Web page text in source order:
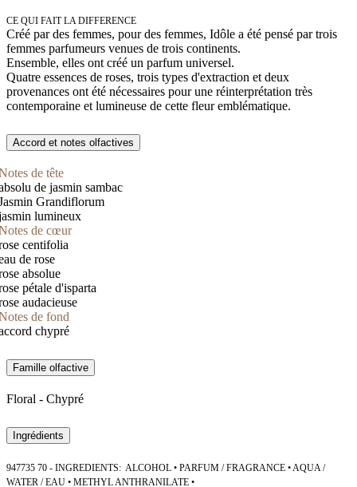
CE QUI FAIT LA DIFFERENCE
Créé par des femmes, pour des femmes, Idôle a été pensé par trois
femmes parfumeurs venues de trois continents.
Ensemble, elles ont créé un parfum universel.
Quatre essences de roses, trois types d'extraction et deux
provenances ont été nécessaires pour une réinterprétation très
contemporaine et lumineuse de cette fleur emblématique.
Accord et notes olfactives
de tête
de jasmin sambac
Grandiflorum
lumineux
de cœur
centifolia
de rose
absolue
pétale d'isparta
audacieuse
de fond
chypré
Famille olfactive
Floral - Chypré
Ingrédients
947735 70 - INGREDIENTS: ALCOHOL • PARFUM / FRAGRANCE • AQUA /
WATER / EAU • METHYL ANTHRANILATE •